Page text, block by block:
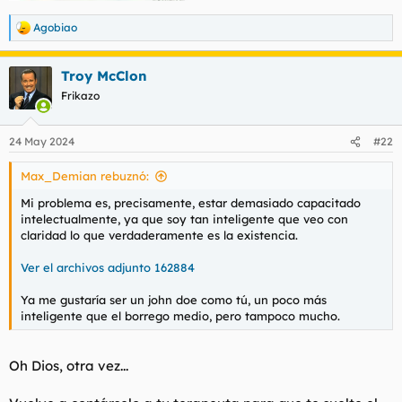
R
e
a
c
i
e
s
Agobiao
Troy McClon
Frikazo
24 May 2024 #22
Max_Demian rebuznó:
Mi problema es, precisamente, estar demasiado capacitado
intelectualmente, ya que soy tan inteligente que veo con
claridad lo que verdaderamente es la existencia.
Ver el archivos adjunto 162884
Ya me gustaría ser un john doe como tú, un poco más
inteligente que el borrego medio, pero tampoco mucho.
Oh Dios, otra vez...